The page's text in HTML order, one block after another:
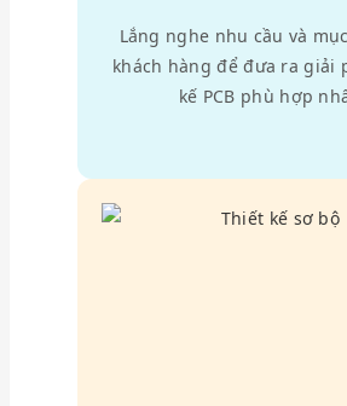
Lắng nghe nhu cầu và
khách hàng để đưa ra giải
kế PCB phù hợp